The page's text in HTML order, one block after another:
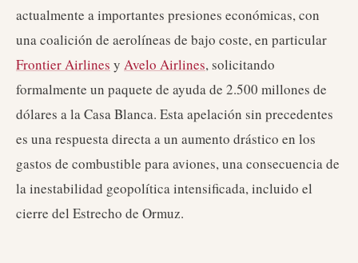
actualmente a importantes presiones económicas, con
una coalición de aerolíneas de bajo coste, en particular
Frontier Airlines y Avelo Airlines, solicitando
formalmente un paquete de ayuda de 2.500 millones de
dólares a la Casa Blanca. Esta apelación sin precedentes
es una respuesta directa a un aumento drástico en los
gastos de combustible para aviones, una consecuencia de
la inestabilidad geopolítica intensificada, incluido el
cierre del Estrecho de Ormuz.